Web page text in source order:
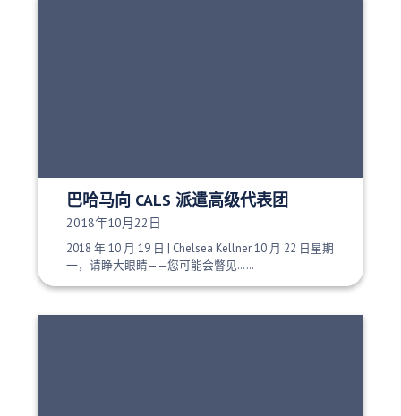
巴哈马向 CALS 派遣高级代表团
发布日期：
2018年10月22日
2018 年 10 月 19 日 | Chelsea Kellner 10 月 22 日星期
一，请睁大眼睛——您可能会瞥见……